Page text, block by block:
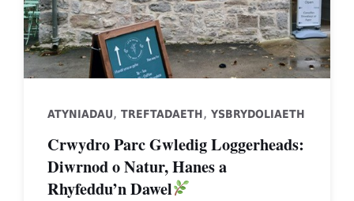
ATYNIADAU, TREFTADAETH, YSBRYDOLIAETH
Crwydro Parc Gwledig Loggerheads:
Diwrnod o Natur, Hanes a
Rhyfeddu’n Dawel